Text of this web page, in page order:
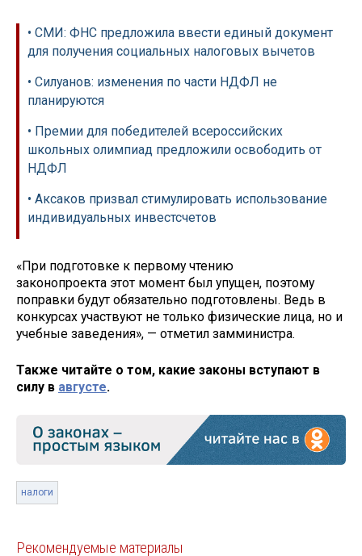
• СМИ: ФНС предложила ввести единый документ
для получения социальных налоговых вычетов
• Силуанов: изменения по части НДФЛ не
планируются
• Премии для победителей всероссийских
школьных олимпиад предложили освободить от
НДФЛ
• Аксаков призвал стимулировать использование
индивидуальных инвестсчетов
«При подготовке к первому чтению
законопроекта этот момент был упущен, поэтому
поправки будут обязательно подготовлены. Ведь в
конкурсах участвуют не только физические лица, но и
учебные заведения», — отметил замминистра.
Также читайте о том, какие законы вступают в
силу в августе.
налоги
Рекомендуемые материалы